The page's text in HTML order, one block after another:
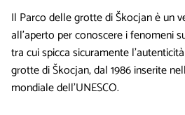
Il Parco delle grotte di Škocjan è un
all’aperto per conoscere i fenomeni
tra cui spicca sicuramente
grotte di Škocjan, dal 1986 inserite
mondiale dell’UNESCO.